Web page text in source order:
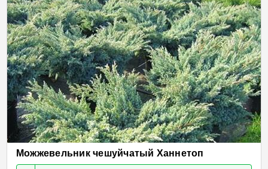
Можжевельник чешуйчатый Ханнетоп